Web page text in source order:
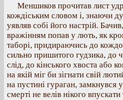
Меншиков прочитав лист
кождіським словом і, знаючи
уявляв собі його настрій.
вражінням попав у лють, як
таборі, придираючись до
сильно пришитого гудзика, до
слід, до кінського хвоста або
на якій міг би зігнати свій
на пустині гураган, замкнувся
смерті не велів нікого